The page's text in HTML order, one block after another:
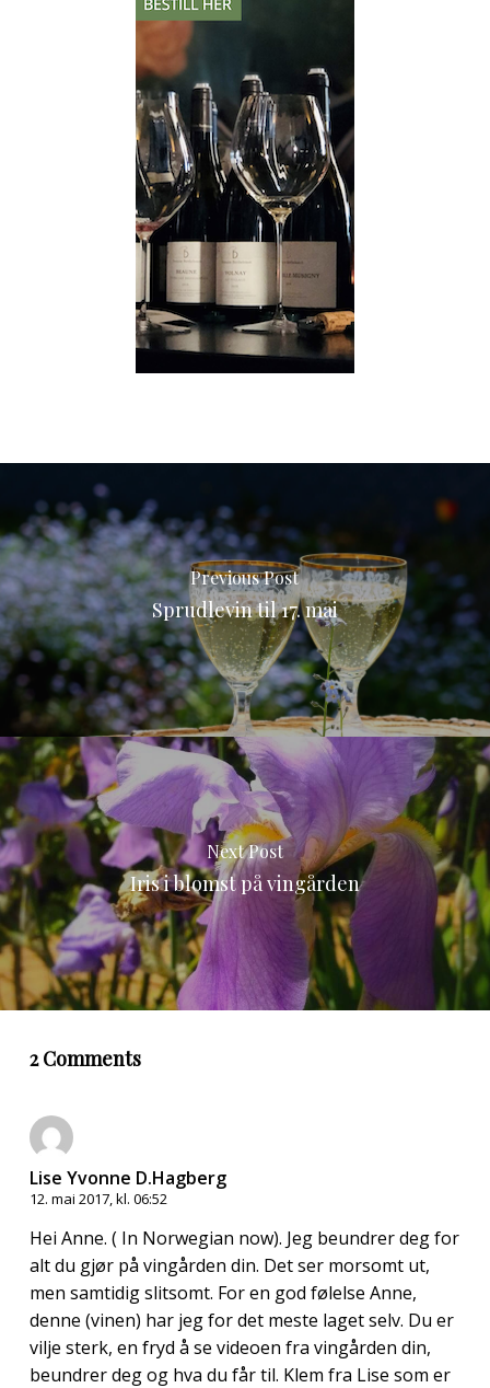
Previous Post
Sprudlevin til 17. mai
Next Post
Iris i blomst på vingården
2 Comments
Lise Yvonne D.Hagberg
12. mai 2017, kl. 06:52
Hei Anne. ( In Norwegian now). Jeg beundrer deg for
alt du gjør på vingården din. Det ser morsomt ut,
men samtidig slitsomt. For en god følelse Anne,
denne (vinen) har jeg for det meste laget selv. Du er
vilje sterk, en fryd å se videoen fra vingården din,
beundrer deg og hva du får til. Klem fra Lise som er